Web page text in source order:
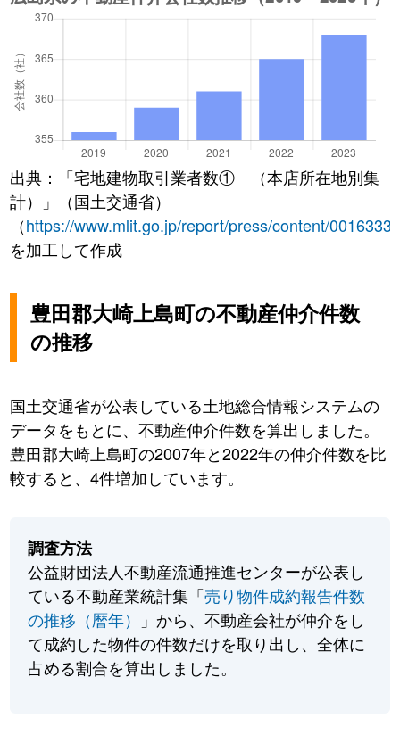
出典：「宅地建物取引業者数① （本店所在地別集
計）」（国土交通省）
（https://www.mlit.go.jp/report/press/content/
を加工して作成
豊田郡大崎上島町の不動産仲介件数
の推移
国土交通省が公表している土地総合情報システムの
データをもとに、不動産仲介件数を算出しました。
豊田郡大崎上島町の2007年と2022年の仲介件数を比
較すると、4件増加しています。
調査方法
公益財団法人不動産流通推進センターが公表し
ている不動産業統計集「売り物件成約報告件数
の推移（暦年）
」から、不動産会社が仲介をし
て成約した物件の件数だけを取り出し、全体に
占める割合を算出しました。